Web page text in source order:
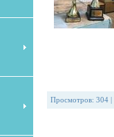
Просмотров: 304